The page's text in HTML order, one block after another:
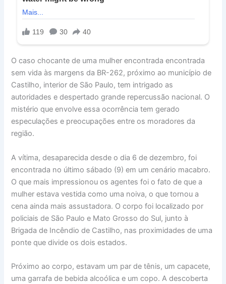
O caso chocante de uma mulher encontrada encontrada
sem vida às margens da BR-262, próximo ao município de
Castilho, interior de São Paulo, tem intrigado as
autoridades e despertado grande repercussão nacional. O
mistério que envolve essa ocorrência tem gerado
especulações e preocupações entre os moradores da
região.
A vítima, desaparecida desde o dia 6 de dezembro, foi
encontrada no último sábado (9) em um cenário macabro.
O que mais impressionou os agentes foi o fato de que a
mulher estava vestida como uma noiva, o que tornou a
cena ainda mais assustadora. O corpo foi localizado por
policiais de São Paulo e Mato Grosso do Sul, junto à
Brigada de Incêndio de Castilho, nas proximidades de uma
ponte que divide os dois estados.
Próximo ao corpo, estavam um par de tênis, um capacete,
uma garrafa de bebida alcoólica e um copo. A descoberta